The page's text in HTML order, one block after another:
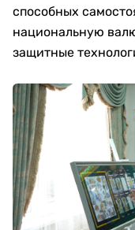
способных
национальную
защитные